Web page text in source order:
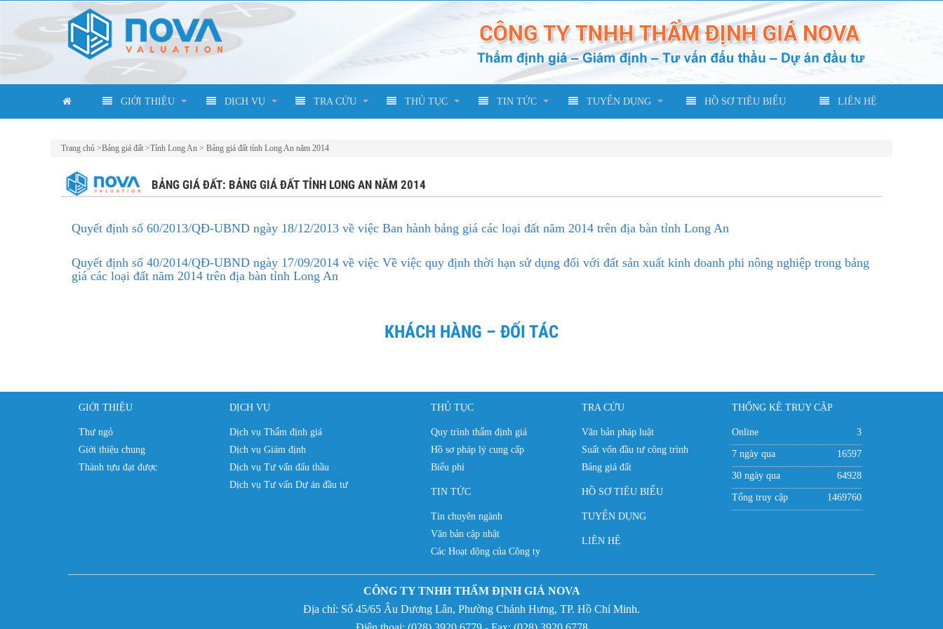
GIỚI THIỆU DỊCH VỤ TRA CỨU THỦ TỤC TIN TỨC TUYỂN DỤNG HỒ SƠ TIÊU BIỂU LIÊN HỆ
Trang chủ >Bảng giá đất >Tỉnh Long An > Bảng giá đất tỉnh Long An năm 2014
BẢNG GIÁ ĐẤT: BẢNG GIÁ ĐẤT TỈNH LONG AN NĂM 2014
Quyết định số 60/2013/QĐ-UBND ngày 18/12/2013 về việc Ban hành bảng giá các loại đất năm 2014 trên địa bàn tỉnh Long An
Quyết định số 40/2014/QĐ-UBND ngày 17/09/2014 về việc Về việc quy định thời hạn sử dụng đối với đất sản xuất kinh doanh phi nông nghiệp trong bảng
giá các loại đất năm 2014 trên địa bàn tỉnh Long An
KHÁCH HÀNG – ĐỐI TÁC
GIỚI THIỆU
Thư ngỏ
Giới thiệu chung
Thành tựu đạt được
DỊCH VỤ
Dịch vụ Thẩm định giá
Dịch vụ Giám định
Dịch vụ Tư vấn đấu thầu
Dịch vụ Tư vấn Dự án đầu tư
THỦ TỤC
Quy trình thẩm định giá
Hồ sơ pháp lý cung cấp
Biểu phí
TIN TỨC
Tin chuyên ngành
Văn bản cập nhật
Các Hoạt động của Công ty
TRA CỨU
Văn bản pháp luật
Suất vốn đầu tư công trình
Bảng giá đất
HỒ SƠ TIÊU BIỂU
TUYỂN DỤNG
LIÊN HỆ
THỐNG KÊ TRUY CẬP
Online 3
7 ngày qua 16597
30 ngày qua 64928
Tổng truy cập 1469760
CÔNG TY TNHH THẨM ĐỊNH GIÁ NOVA
Địa chỉ: Số 45/65 Âu Dương Lân, Phường Chánh Hưng, TP. Hồ Chí Minh.